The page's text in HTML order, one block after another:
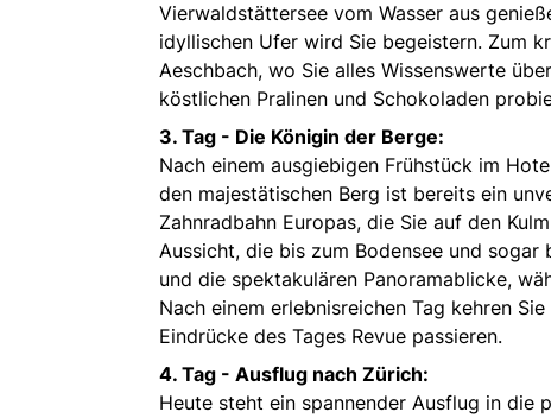
Vierwaldstättersee vom Wasser aus
idyllischen Ufer wird Sie begeistern. Zum
Aeschbach, wo Sie alles Wissenswerte
köstlichen Pralinen und Schokoladen
3. Tag - Die Königin der Berge:
Nach einem ausgiebigen Frühstück im
den majestätischen Berg ist bereits ein
Zahnradbahn Europas, die Sie auf den
Aussicht, die bis zum Bodensee und
und die spektakulären Panoramablicke,
Nach einem erlebnisreichen Tag kehren
Eindrücke des Tages Revue passieren.
4. Tag - Ausflug nach Zürich:
Heute steht ein spannender Ausflug in die